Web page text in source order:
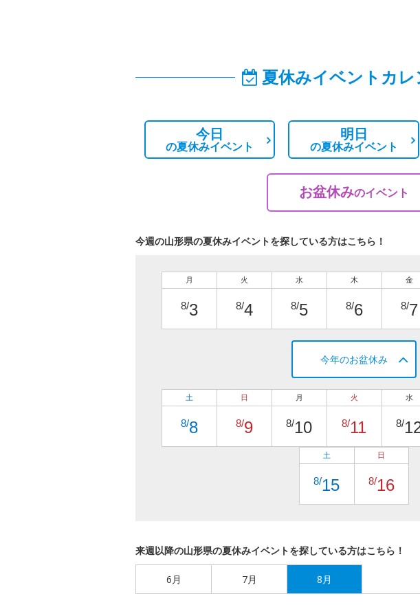
夏休みイベントカレ
今日
の夏休みイベント
明日
の夏休みイベント
お盆休みのイベント
今週の山形県の夏休みイベントを探している方はこちら！
月
8/3
火
8/4
水
8/5
木
8/6
金
8/7
今年のお盆休み
土
8/8
日
8/9
月
8/10
火
8/11
水
8/
土
8/15
日
8/16
来週以降の山形県の夏休みイベントを探している方はこちら！
6月 7月 8月